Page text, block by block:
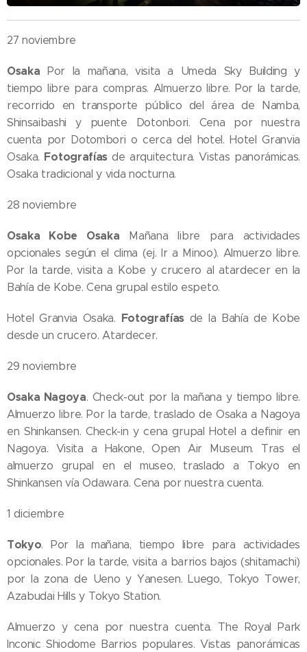
27 noviembre
Osaka Por la mañana, visita a Umeda Sky Building y
tiempo libre para compras. Almuerzo libre. Por la tarde,
recorrido en transporte público del área de Namba,
Shinsaibashi y puente Dotonbori. Cena por nuestra
cuenta por Dotombori o cerca del hotel. Hotel Granvia
Osaka. Fotografíasde arquitectura. Vistas panorámicas.
Osaka tradicional y vida nocturna.
28 noviembre
Osaka Kobe Osaka Mañana libre para actividades
opcionales según el clima (ej. Ir a Minoo). Almuerzo libre.
Por la tarde, visita a Kobe y crucero al atardecer en la
Bahía de Kobe. Cena grupal estilo espeto.
Hotel Granvia Osaka. Fotografías de la Bahía de Kobe
desde un crucero. Atardecer.
29 noviembre
Osaka Nagoya. Check-out por la mañana y tiempo libre.
Almuerzo libre. Por la tarde, traslado de Osaka a Nagoya
en Shinkansen. Check-in y cena grupal Hotel a definir en
Nagoya. Visita a Hakone, Open Air Museum. Tras el
almuerzo grupal en el museo, traslado a Tokyo en
Shinkansen vía Odawara. Cena por nuestra cuenta.
1 diciembre
Tokyo. Por la mañana, tiempo libre para actividades
opcionales. Por la tarde, visita a barrios bajos (shitamachi)
por la zona de Ueno y Yanesen. Luego, Tokyo Tower,
Azabudai Hills y Tokyo Station.
Almuerzo y cena por nuestra cuenta. The Royal Park
Inconic Shiodome Barrios populares. Vistas panorámicas